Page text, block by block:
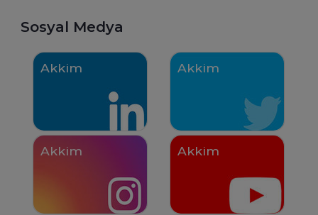
Sosyal Medya
Akkim Akkim
Akkim Akkim